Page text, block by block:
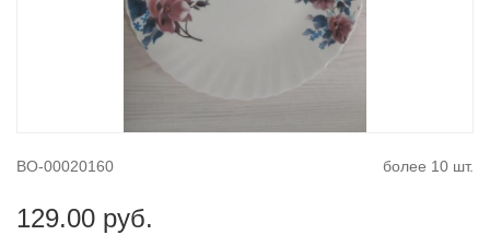
ВО-00020160 более 10 шт.
129.00 руб.